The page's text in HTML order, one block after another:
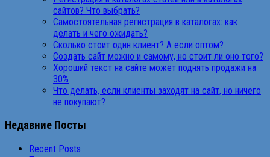
сайтов? Что выбрать?
Самостоятельная регистрация в каталогах: как
делать и чего ожидать?
Сколько стоит один клиент? А если оптом?
Создать сайт можно и самому, но стоит ли оно того?
Хороший текст на сайте может поднять продажи на
30%
Что делать, если клиенты заходят на сайт, но ничего
не покупают?
Недавние Посты
Recent Posts